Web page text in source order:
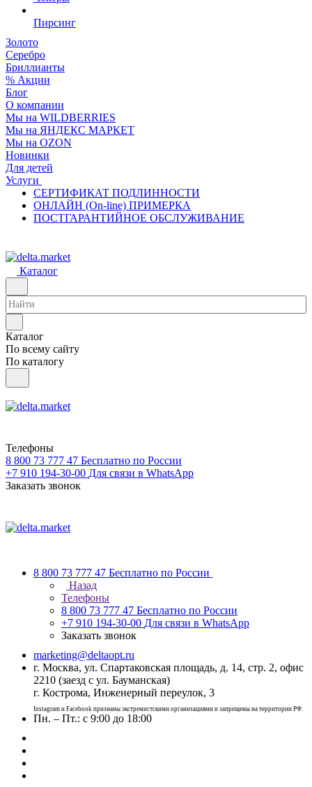
Пирсинг
Золото
Серебро
Бриллианты
% Акции
Блог
О компании
Мы на WILDBERRIES
Мы на ЯНДЕКС МАРКЕТ
Мы на OZON
Новинки
Для детей
Услуги
СЕРТИФИКАТ ПОДЛИННОСТИ
ОНЛАЙН (On-line) ПРИМЕРКА
ПОСТГАРАНТИЙНОЕ ОБСЛУЖИВАНИЕ
Каталог
Каталог
По всему сайту
По каталогу
Телефоны
8 800 73 777 47 Бесплатно по России
+7 910 194-30-00 Для связи в WhatsApp
Заказать звонок
8 800 73 777 47 Бесплатно по России
Назад
Телефоны
8 800 73 777 47 Бесплатно по России
+7 910 194-30-00 Для связи в WhatsApp
Заказать звонок
marketing@deltaopt.ru
г. Москва, ул. Спартаковская площадь, д. 14, стр. 2, офис
2210 (заезд с ул. Бауманская)
г. Кострома, Инженерный переулок, 3
Instagram и Facebook признаны экстремистскими организациями и запрещены на территории РФ.
Пн. – Пт.: с 9:00 до 18:00